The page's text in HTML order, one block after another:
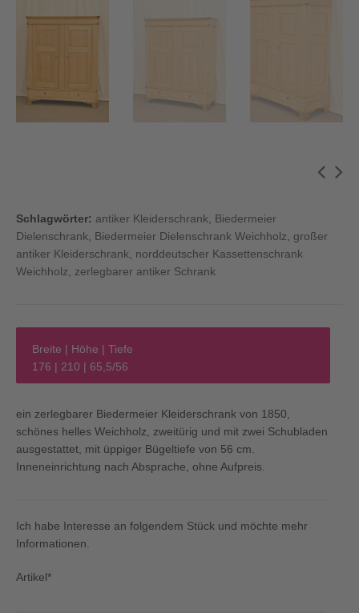
Schlagwörter: antiker Kleiderschrank
Biedermeier
Dielenschrank
Biedermeier Dielenschrank Weichholz
großer
antiker Kleiderschrank
norddeutscher Kassettenschrank
Weichholz
zerlegbarer antiker Schrank
Breite | Höhe | Tiefe
176 | 210 | 65,5/56
ein zerlegbarer Biedermeier Kleiderschrank von 1850,
schönes helles Weichholz, zweitürig und mit zwei Schubladen
ausgestattet, mit üppiger Bügeltiefe von 56 cm.
Inneneinrichtung nach Absprache, ohne Aufpreis.
Ich habe Interesse an folgendem Stück und möchte mehr
Informationen.
Artikel*